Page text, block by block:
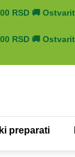
RSD 🚚
RSD 🚚
preparati